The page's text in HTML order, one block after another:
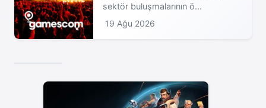
sektör buluşmalarının ö...
19 Ağu 2026